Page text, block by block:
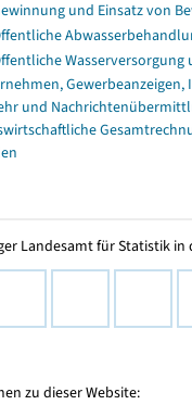
und Einsatz von
Gewerbeanzeigen,
und
Landesamt für Statistik
zu dieser Website: